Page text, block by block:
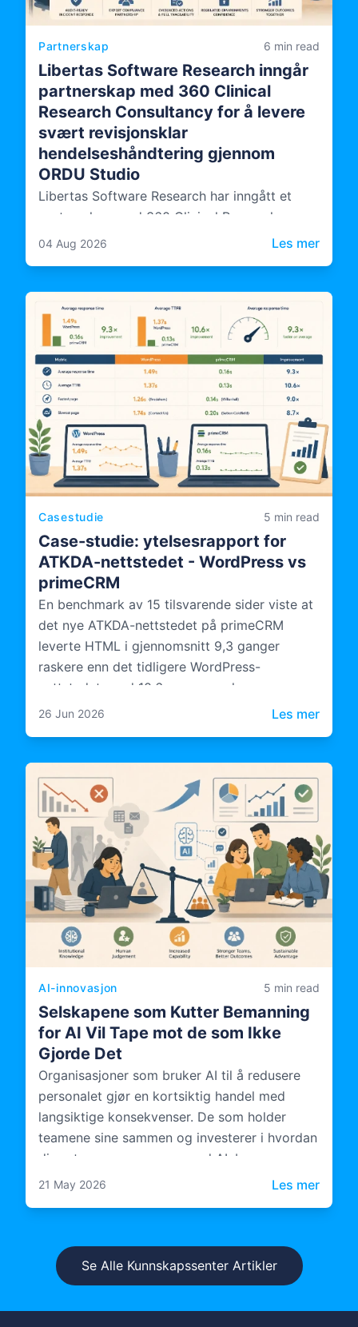
Partnerskap 6 min read
Libertas Software Research inngår
partnerskap med 360 Clinical
Research Consultancy for å levere
svært revisjonsklar
hendelseshåndtering gjennom
ORDU Studio
Libertas Software Research har inngått et
partnerskap med 360 Clinical Research
Consultancy, som bringer uavhengig
hendelseshåndtering – utformes,
dokumenteres og driftes.
04 Aug 2026 Les mer:
Casestudie 5 min read
Case-studie: ytelsesrapport for
ATKDA-nettstedet - WordPress vs
primeCRM
En benchmark av 15 tilsvarende sider viste at
det nye ATKDA-nettstedet på primeCRM
leverte HTML i gjennomsnitt 9,3 ganger
raskere enn det tidligere WordPress-
nettstedet, med 10,6 ganger raskere
serverbehandling.
26 Jun 2026 Les mer:
AI-innovasjon 5 min read
Selskapene som Kutter Bemanning
for AI Vil Tape mot de som Ikke
Gjorde Det
Organisasjoner som bruker AI til å redusere
personalet gjør en kortsiktig handel med
langsiktige konsekvenser. De som holder
teamene sine sammen og investerer i hvordan
disse teamene opererer med AI, bygger noe
mer varig.
21 May 2026 Les mer:
Se Alle Kunnskapssenter Artikler